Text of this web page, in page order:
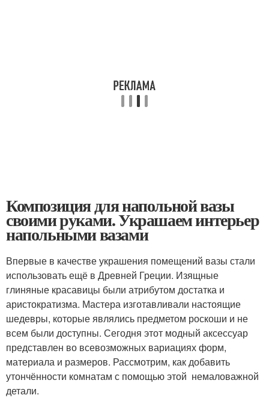
Композиция для напольной вазы
своими руками. Украшаем интерьер
напольными вазами
Впервые в качестве украшения помещений вазы стали
использовать ещё в Древней Греции. Изящные
глиняные красавицы были атрибутом достатка и
аристократизма. Мастера изготавливали настоящие
шедевры, которые являлись предметом роскоши и не
всем были доступны. Сегодня этот модный аксессуар
представлен во всевозможных вариациях форм,
материала и размеров. Рассмотрим, как добавить
утончённости комнатам с помощью этой немаловажной
детали.